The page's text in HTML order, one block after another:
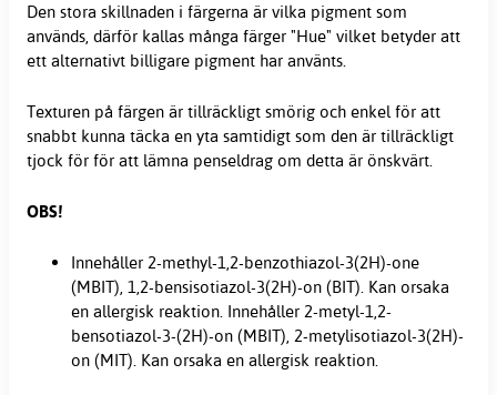
Den stora skillnaden i färgerna är vilka pigment som
används, därför kallas många färger "Hue" vilket betyder att
ett alternativt billigare pigment har använts.
Texturen på färgen är tillräckligt smörig och enkel för att
snabbt kunna täcka en yta samtidigt som den är tillräckligt
tjock för för att lämna penseldrag om detta är önskvärt.
OBS!
Innehåller 2-methyl-1,2-benzothiazol-3(2H)-one
(MBIT), 1,2-bensisotiazol-3(2H)-on (BIT). Kan orsaka
en allergisk reaktion. Innehåller 2-metyl-1,2-
bensotiazol-3-(2H)-on (MBIT), 2-metylisotiazol-3(2H)-
on (MIT). Kan orsaka en allergisk reaktion.